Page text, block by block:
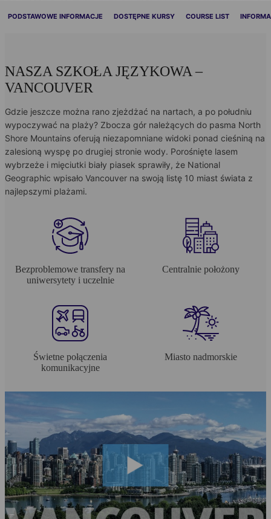
PODSTAWOWE INFORMACJE DOSTĘPNE KURSY COURSE LIST
NASZA SZKOŁA JĘZYKOWA –
VANCOUVER
Gdzie jeszcze można rano zjeżdżać na nartach, a po południu
wypoczywać na plaży? Zbocza gór należących do pasma North
Shore Mountains oferują niezapomniane widoki ponad cieśniną na
zalesioną wyspę po drugiej stronie wody. Porośnięte lasem
wybrzeże i mięciutki biały piasek sprawiły, że National
Geographic wpisało Vancouver na swoją listę 10 miast świata z
najlepszymi plażami.
Bezproblemowe transfery na
uniwersytety i uczelnie
Centralnie położony
Świetne połączenia
komunikacyjne
Miasto nadmorskie